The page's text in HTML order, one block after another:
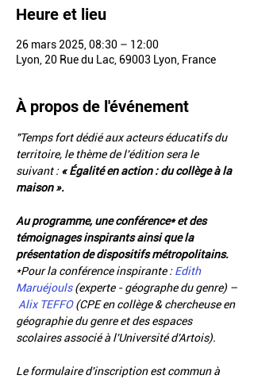
Heure et lieu
26 mars 2025, 08:30 – 12:00
Lyon, 20 Rue du Lac, 69003 Lyon, France
À propos de l'événement
"Temps fort dédié aux acteurs éducatifs du
territoire, le thème de l'édition sera le
suivant : « Égalité en action : du collège à la
maison ».
Au programme, une conférence* et des
témoignages inspirants ainsi que la
présentation de dispositifs métropolitains.
*Pour la conférence inspirante : Edith
Maruéjouls (experte - géographe du genre) –
Alix TEFFO (CPE en collège & chercheuse en
géographie du genre et des espaces
scolaires associé à l'Université d'Artois).
Le formulaire d'inscription est commun à